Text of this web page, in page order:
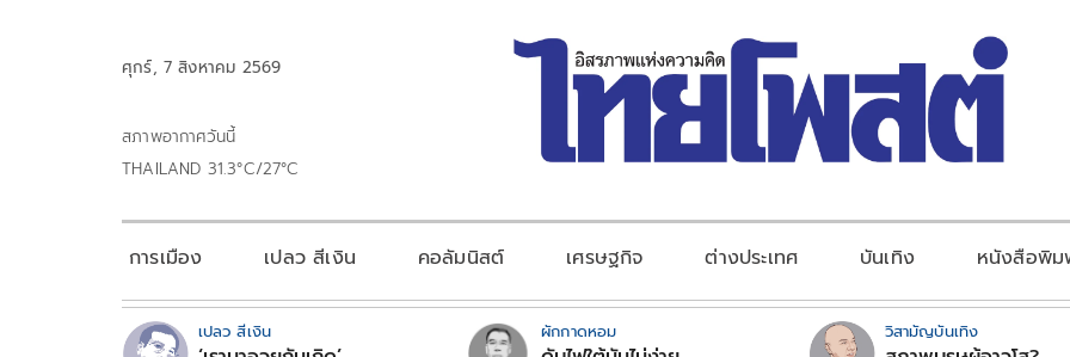
ศุกร์, 7 สิงหาคม 2569
สภาพอากาศวันนี้
THAILAND 31.3°C/27°C
การเมือง เปลว สีเงิน คอลัมนิสต์ เศรษฐกิจ ต่างประเทศ บันเทิง หนังสือพิ
เปลว สีเงิน ผักกาดหอม วิสามัญบันเทิง